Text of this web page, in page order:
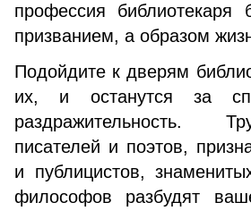
профессия библиотекаря
призванием, а образом
Подойдите к дверям
их, и останутся за
раздражительность.
писателей и поэтов,
и публицистов,
философов разбудят